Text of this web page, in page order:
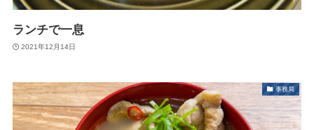
ランチで一息
2021年12月14日
事務局